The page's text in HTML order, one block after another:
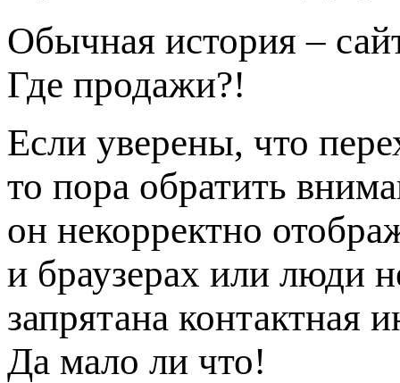
Обычная история –
Где продажи?!
Если уверены, что
то пора обратить
он некорректно
и браузерах или люди
запрятана контактная
Да мало ли что!